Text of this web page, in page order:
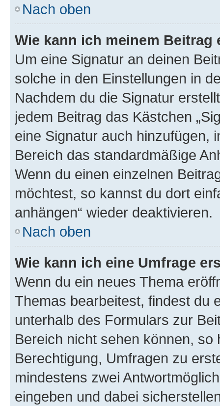
Nach oben
Wie kann ich meinem
Um eine Signatur an deinen
solche in den Einstellungen in
Nachdem du die Signatur
jedem Beitrag das Kästchen
eine Signatur auch hinzufügen,
Bereich das standardmäßige
Wenn du einen einzelnen
möchtest, so kannst du dort
anhängen“ wieder deaktivieren.
Nach oben
Wie kann ich eine Umfrage
Wenn du ein neues Thema
Themas bearbeitest, findest du
unterhalb des Formulars zur
Bereich nicht sehen können,
Berechtigung, Umfragen zu
mindestens zwei
eingeben und dabei